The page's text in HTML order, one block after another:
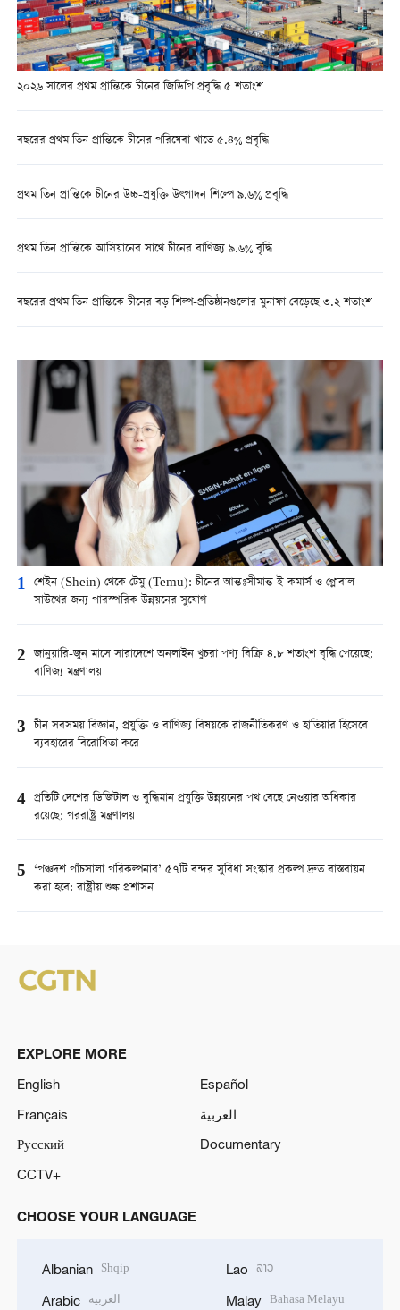
২০২৬ সালের প্রথম প্রান্তিকে চীনের জিডিপি প্রবৃদ্ধি ৫ শতাংশ
বছরের প্রথম তিন প্রান্তিকে চীনের পরিষেবা খাতে ৫.৪% প্রবৃদ্ধি
প্রথম তিন প্রান্তিকে চীনের উচ্চ-প্রযুক্তি উৎপাদন শিল্পে ৯.৬% প্রবৃদ্ধি
প্রথম তিন প্রান্তিকে আসিয়ানের সাথে চীনের বাণিজ্য ৯.৬% বৃদ্ধি
বছরের প্রথম তিন প্রান্তিকে চীনের বড় শিল্প-প্রতিষ্ঠানগুলোর মুনাফা বেড়েছে ৩.২ শতাংশ
1 শেইন (Shein) থেকে টেমু (Temu): চীনের আন্তঃসীমান্ত ই-কমার্স ও গ্লোবাল
সাউথের জন্য পারস্পরিক উন্নয়নের সুযোগ
2 জানুয়ারি-জুন মাসে সারাদেশে অনলাইন খুচরা পণ্য বিক্রি ৪.৮ শতাংশ বৃদ্ধি পেয়েছে:
বাণিজ্য মন্ত্রণালয়
3 চীন সবসময় বিজ্ঞান, প্রযুক্তি ও বাণিজ্য বিষয়কে রাজনীতিকরণ ও হাতিয়ার হিসেবে
ব্যবহারের বিরোধিতা করে
4 প্রতিটি দেশের ডিজিটাল ও বুদ্ধিমান প্রযুক্তি উন্নয়নের পথ বেছে নেওয়ার অধিকার
রয়েছে: পররাষ্ট্র মন্ত্রণালয়
5 ‘পঞ্চদশ পাঁচসালা পরিকল্পনার’ ৫৭টি বন্দর সুবিধা সংস্কার প্রকল্প দ্রুত বাস্তবায়ন
করা হবে: রাষ্ট্রীয় শুল্ক প্রশাসন
EXPLORE MORE
English
Español
Français
العربية
Русский
Documentary
CCTV+
CHOOSE YOUR LANGUAGE
Albanian Shqip
Arabic العربية
Lao ລາວ
Malay Bahasa Melayu